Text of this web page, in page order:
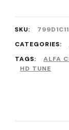
SKU:
CATEGORIES:
TAGS:
ALFA
HD TUNE